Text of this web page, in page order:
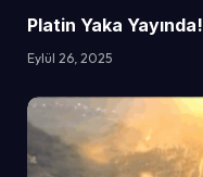
Platin Yaka Yayında!
Eylül 26, 2025